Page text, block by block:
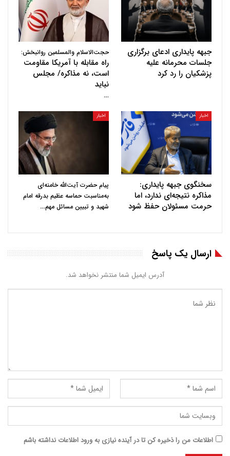
جبهه پایداری ادعای برگزاری
جلسات محرمانه علیه
پزشکیان را رد کرد
حجت‌الاسلام والمسلمین روانبخش:
راه مقابله با آمریکا مقاومت
است، نه مذاکره/ مجلس
نباید
…
اخبار
سخنگوی جبهه پایداری:
مذاکره نتیجه‌ای ندارد، اما
حرمت مسئولان حفظ شود
اخبار
پیام حضرت آیت‌الله خامنه‌ای
به‌مناسبت حماسه عظیم بدرقه امام
شهید و تبیین مسائل مهم…
ارسال یک پاسخ
آدرس ایمیل شما منتشر نخواهد شد.
اطلاعات من را ذخیره کن تا در آینده نیازی به ورود اطلاعات نداشته باشم